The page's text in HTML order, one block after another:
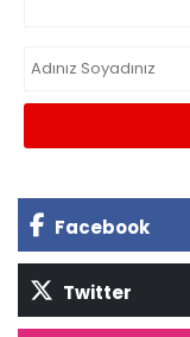
Facebook
Twitter